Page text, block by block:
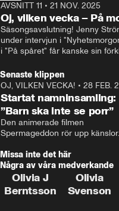
AVSNITT 11 • 21 NOV. 2025
Oj, vilken vecka – På
Säsongsavslutning! Jenny
under intervjun i
i "På spåret" får kanske sin
Cantwell och Karin Pettersson.
Senaste klippen
OJ, VILKEN VECKA! • 28 FEB.
Startat namninsamling:
”Barn ska inte se porr”
Den animerade filmen
Spermageddon rör upp känslor.
Missa inte det här
Några av våra medverkande
Olivia J
Berntsson
Olivia
Svenson